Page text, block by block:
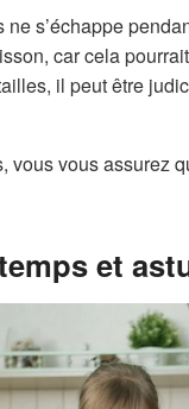
ne s’échappe
car cela
il peut être
vous vous assurez
et